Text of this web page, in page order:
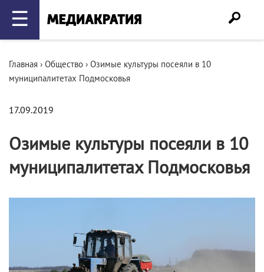
☰
Главная › Общество › Озимые культуры посеяли в 10
муниципалитетах Подмосковья
17.09.2019
Озимые культуры посеяли в 10
муниципалитетах Подмосковья